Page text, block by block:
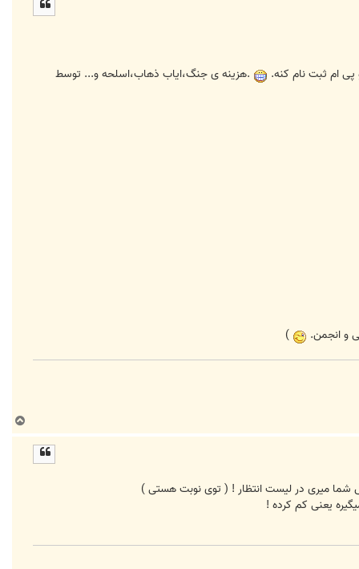
پی ام ثبت نام کنه.
.هزینه ی جنگ،ایاب ذهاب،اسلحه و... توسط
و انجمن.
)
ا
شما میری در لیست انتظار ! ( توی نوبت هستی )
یعنی کم کرده !